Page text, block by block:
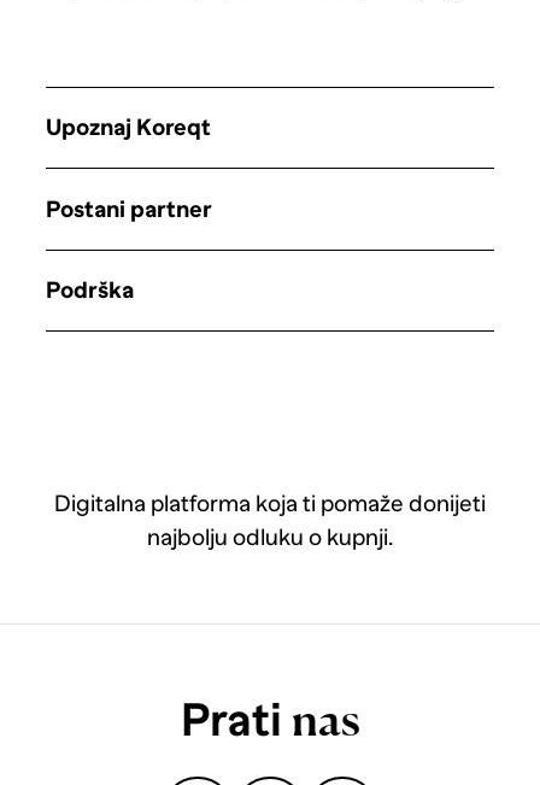
Digitalna platforma koja ti pomaže donijeti
najbolju odluku o kupnji.
Upoznaj Koreqt
Postani partner
Podrška
Prati nas